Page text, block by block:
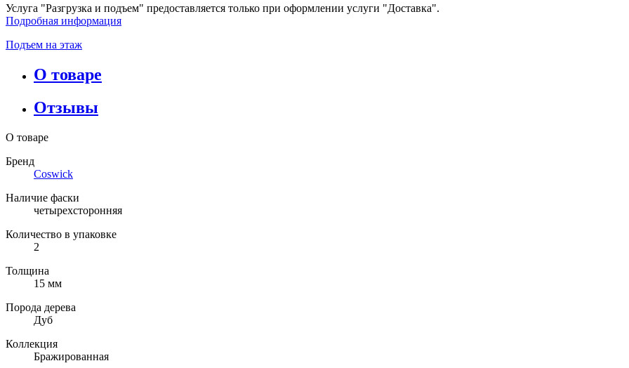
Услуга "Разгрузка и подъем" предоставляется только при оформлении услуги "Доставка".
Подробная информация
Подъем на этаж
О товаре
Отзывы
О товаре
Бренд
Coswick
Наличие фаски
четырехсторонняя
Количество в упаковке
2
Толщина
15 мм
Порода дерева
Дуб
Коллекция
Бражированная